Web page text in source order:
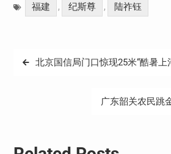
福建 , 纪斯尊 , 陆祚钰
文
北京国信局门口惊现25米“酷暑上
广东韶关农民跳